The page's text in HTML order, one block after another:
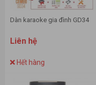
Dàn karaoke gia đình GD34
Liên hệ
Hết hàng